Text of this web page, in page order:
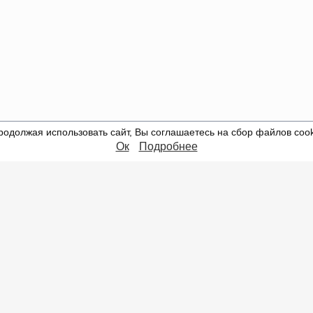
использовать сайт, Вы соглашаетесь на сбор файлов
Ок Подробнее